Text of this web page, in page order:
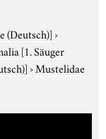
(Deutsch)]›
[1. Säuger
›Mustelidae